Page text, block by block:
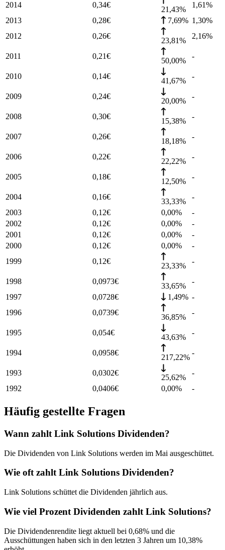
2014
0,34€
21,43%
1,61%
2013
0,28€ 7,69% 1,30%
2012
0,26€
23,81%
2,16%
2011 0,21€
50,00%
-
2010 0,14€
41,67%
-
2009 0,24€
20,00%
-
2008 0,30€
15,38%
-
2007 0,26€
18,18%
-
2006 0,22€
22,22%
-
2005 0,18€
12,50%
-
2004 0,16€
33,33%
-
2003
0,12€ 0,00%
-
2002
0,12€ 0,00%
-
2001
0,12€ 0,00%
-
2000
0,12€ 0,00%
-
1999
0,12€
23,33%
-
1998 0,0973€
33,65%
-
1997
0,0728€ 1,49% -
1996
0,0739€
36,85%
-
1995 0,054€
43,63%
-
1994 0,0958€
217,22%
-
1993 0,0302€
25,62%
-
1992
0,0406€ 0,00% -
Häufig gestellte Fragen
Wann zahlt Link Solutions Dividenden?
Die Dividenden von Link Solutions werden im Mai ausgeschüttet.
Wie oft zahlt Link Solutions Dividenden?
Link Solutions schüttet die Dividenden jährlich aus.
Wie viel Prozent Dividenden zahlt Link Solutions?
Die Dividendenrendite liegt aktuell bei 0,68% und die
Ausschüttungen haben sich in den letzten 3 Jahren um 10,38%